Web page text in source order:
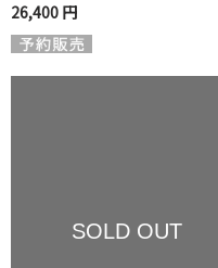
26,400 円
SOLD OUT